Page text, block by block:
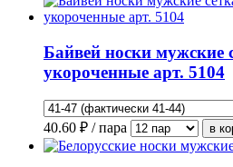
Байвей носки мужские
укороченные арт. 5104
40.60 ₽ / пара